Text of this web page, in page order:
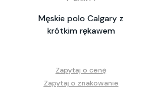
Męskie polo Calgary z
krótkim rękawem
Zapytaj o cenę
Zapytaj o znakowanie